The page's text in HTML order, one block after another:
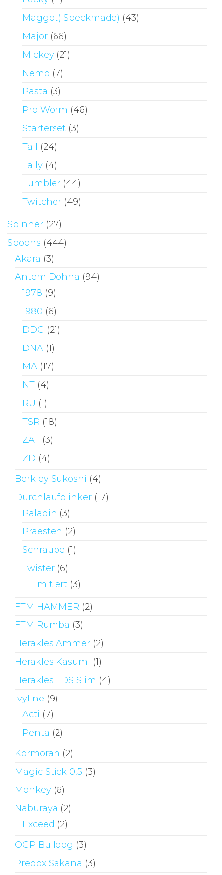
Maggot( Speckmade) (43)
Major (66)
Mickey (21)
Nemo (7)
Pasta (3)
Pro Worm (46)
Starterset (3)
Tail (24)
Tally (4)
Tumbler (44)
Twitcher (49)
Spinner (27)
Spoons (444)
Akara (3)
Antem Dohna (94)
1978 (9)
1980 (6)
DDG (21)
DNA (1)
MA (17)
NT (4)
RU (1)
TSR (18)
ZAT (3)
ZD (4)
Berkley Sukoshi (4)
Durchlaufblinker (17)
Paladin (3)
Praesten (2)
Schraube (1)
Twister (6)
Limitiert (3)
FTM HAMMER (2)
FTM Rumba (3)
Herakles Ammer (2)
Herakles Kasumi (1)
Herakles LDS Slim (4)
Ivyline (9)
Acti (7)
Penta (2)
Kormoran (2)
Magic Stick 0,5 (3)
Monkey (6)
Naburaya (2)
Exceed (2)
OGP Bulldog (3)
Predox Sakana (3)